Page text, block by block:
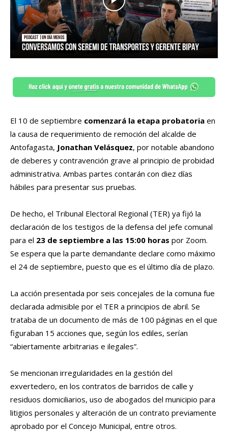
El 10 de septiembre comenzará la etapa probatoria en
la causa de requerimiento de remoción del alcalde de
Antofagasta, Jonathan Velásquez, por notable abandono
de deberes y contravención grave al principio de probidad
administrativa. Ambas partes contarán con diez días
hábiles para presentar sus pruebas.
De hecho, el Tribunal Electoral Regional (TER) ya fijó la
declaración de los testigos de la defensa del jefe comunal
para el 23 de septiembre a las 15:00 horas por Zoom.
Se espera que la parte demandante declare como máximo
el 24 de septiembre, puesto que es el último día de plazo.
La acción presentada por seis concejales de la comuna fue
declarada admisible por el TER a principios de abril. Se
trataba de un documento de más de 100 páginas en el que
figuraban 15 acciones que, según los ediles, serían
“abiertamente arbitrarias e ilegales”.
Se mencionan irregularidades en la gestión del
exvertedero, en los contratos de barridos de calle y
residuos domiciliarios, uso de abogados del municipio para
litigios personales y alteración de un contrato previamente
aprobado por el Concejo Municipal, entre otros.